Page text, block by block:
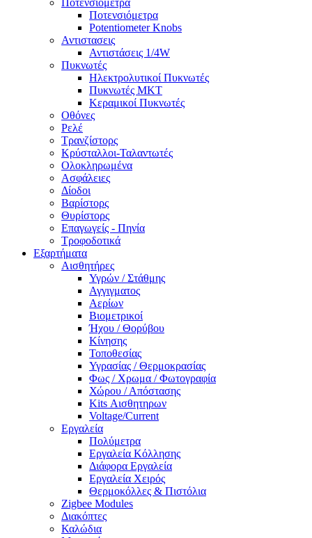
Ποτενσιόμετρα
Ποτενσιόμετρα
Potentiometer Knobs
Αντιστασεις
Αντιστάσεις 1/4W
Πυκνωτές
Ηλεκτρολυτικοί Πυκνωτές
Πυκνωτές MKT
Κεραμικοί Πυκνωτές
Οθόνες
Ρελέ
Τρανζίστορς
Κρύσταλλοι-Ταλαντωτές
Ολοκληρωμένα
Ασφάλειες
Δίοδοι
Βαρίστορς
Θυρίστορς
Επαγωγείς - Πηνία
Τροφοδοτικά
Εξαρτήματα
Αισθητήρες
Υγρών / Στάθμης
Αγγιγματος
Αερίων
Βιομετρικοί
Ήχου / Θορύβου
Κίνησης
Τοποθεσίας
Υγρασίας / Θερμοκρασίας
Φως / Χρωμα / Φωτογραφία
Χώρου / Απόστασης
Kits Αισθητηρων
Voltage/Current
Εργαλεία
Πολύμετρα
Εργαλεία Κόλλησης
Διάφορα Εργαλεία
Εργαλεία Χειρός
Θερμοκόλλες & Πιστόλια
Zigbee Modules
Διακόπτες
Καλώδια